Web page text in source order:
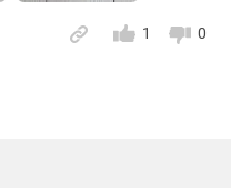
0
1